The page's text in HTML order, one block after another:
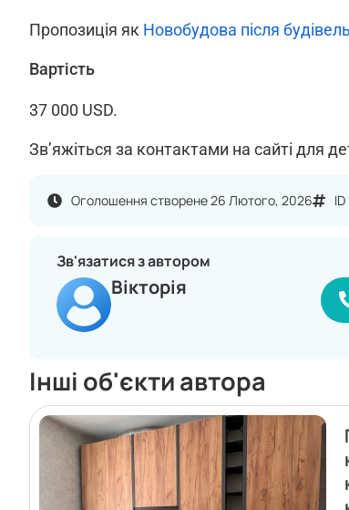
Пропозиція як Новобудова після
Вартість
37 000 USD.
Зв’яжіться за контактами на сайті для
Оголошення створене 26 Лютого, 2026
Зв'язатися з автором
Вікторія
Інші об'єкти автора